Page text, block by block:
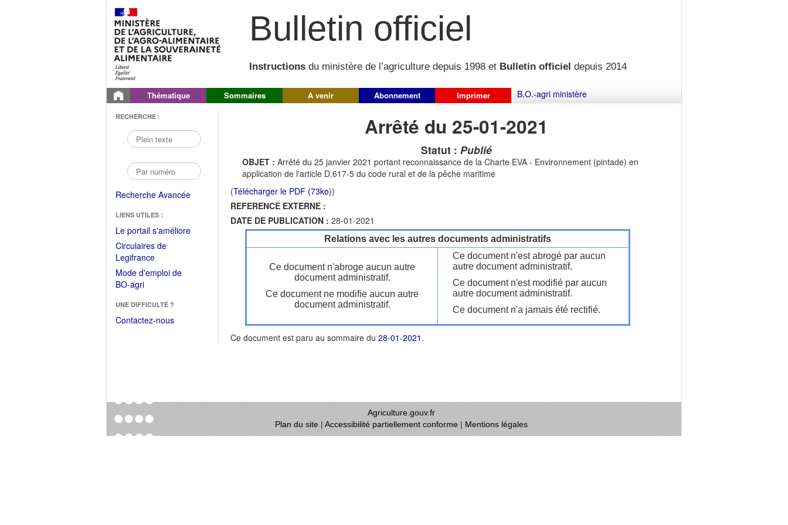
Bulletin officiel
Instructions du ministère de l’agriculture depuis 1998 et Bulletin officiel depuis 2014
Thématique Sommaires A venir Abonnement Imprimer B.O.-agri ministère
RECHERCHE :
Recherche Avancée
LIENS UTILES :
Le portail s'améliore(Fichier
Circulaires de
Legifrance(Ouvrir
dans
une
fenêtre)
Mode d'emploi de
BO-agri(Ouvrir
une
nouvelle
UNE DIFFICULTÉ ?
Contactez-nous
Arrêté du 25-01-2021
Statut : Publié
OBJET : Arrêté du 25 janvier 2021 portant reconnaissance de la Charte EVA - Environnement (pintade) en
application de l'article D.617-5 du code rural et de la pêche maritime
(Télécharger le PDF (73ko))
REFERENCE EXTERNE :
DATE DE PUBLICATION : 28-01-2021
Relations avec les autres documents administratifs
Ce document n'abroge aucun autre
document administratif.
Ce document ne modifie aucun autre
document administratif.
Ce document n'est abrogé par aucun
autre document administratif.
Ce document n'est modifié par aucun
autre document administratif.
Ce document n'a jamais été rectifié.
Ce document est paru au sommaire du 28-01-2021 .
Agriculture.gouv.fr
Plan du site|Accessibilité partiellement conforme|Mentions légales